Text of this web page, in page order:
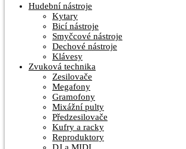
Hudební nástroje
Kytary
Bicí nástroje
Smyčcové nástroje
Dechové nástroje
Klávesy
Zvuková technika
Zesilovače
Megafony
Gramofony
Mixážní pulty
Předzesilovače
Kufry a racky
Reproduktory
DJ a MIDI